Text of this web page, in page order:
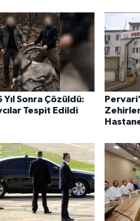
Sonra Çözüldü:
Tespit Edildi